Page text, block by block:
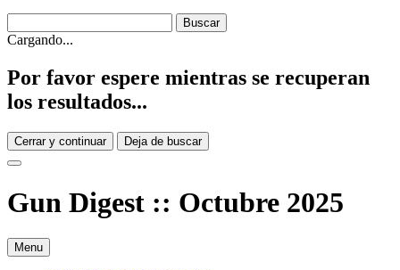
Cargando...
Por favor espere mientras se recuperan
los resultados...
Cerrar y continuar Deja de buscar
Gun Digest :: Octubre 2025
Menu